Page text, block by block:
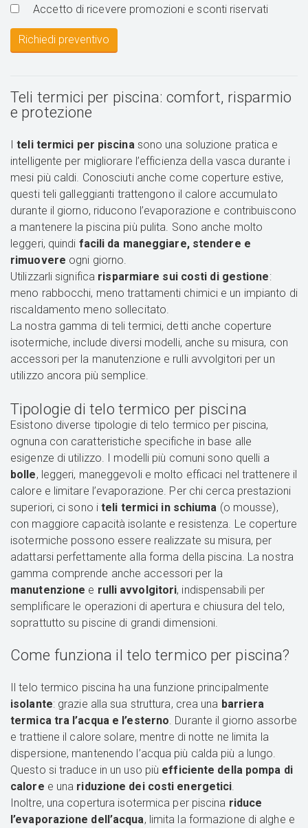
Accetto di ricevere promozioni e sconti riservati
Richiedi preventivo
Teli termici per piscina: comfort, risparmio
e protezione
I teli termici per piscina sono una soluzione pratica e
intelligente per migliorare l’efficienza della vasca durante i
mesi più caldi. Conosciuti anche come coperture estive,
questi teli galleggianti trattengono il calore accumulato
durante il giorno, riducono l’evaporazione e contribuiscono
a mantenere la piscina più pulita. Sono anche molto
leggeri, quindi facili da maneggiare, stendere e
rimuovere ogni giorno.
Utilizzarli significa risparmiare sui costi di gestione:
meno rabbocchi, meno trattamenti chimici e un impianto di
riscaldamento meno sollecitato.
La nostra gamma di teli termici, detti anche coperture
isotermiche, include diversi modelli, anche su misura, con
accessori per la manutenzione e rulli avvolgitori per un
utilizzo ancora più semplice.
Tipologie di telo termico per piscina
Esistono diverse tipologie di telo termico per piscina,
ognuna con caratteristiche specifiche in base alle
esigenze di utilizzo. I modelli più comuni sono quelli a
bolle, leggeri, maneggevoli e molto efficaci nel trattenere il
calore e limitare l’evaporazione. Per chi cerca prestazioni
superiori, ci sono iteli termici in schiuma (o mousse),
con maggiore capacità isolante e resistenza. Le coperture
isotermiche possono essere realizzate su misura, per
adattarsi perfettamente alla forma della piscina. La nostra
gamma comprende anche accessori per la
manutenzione e rulli avvolgitori, indispensabili per
semplificare le operazioni di apertura e chiusura del telo,
soprattutto su piscine di grandi dimensioni.
Come funziona il telo termico per piscina?
Il telo termico piscina ha una funzione principalmente
isolante: grazie alla sua struttura, crea una barriera
termica tra l’acqua e l’esterno . Durante il giorno assorbe
e trattiene il calore solare, mentre di notte ne limita la
dispersione, mantenendo l’acqua più calda più a lungo.
Questo si traduce in un uso più efficiente della pompa di
calore e una riduzione dei costi energetici
Inoltre, una copertura isotermica per piscina riduce
l’evaporazione dell’acqua, limita la formazione di alghe e